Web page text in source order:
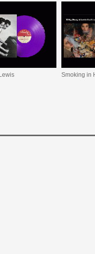
Smoking in